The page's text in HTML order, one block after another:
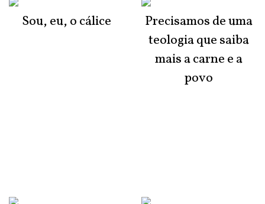
Sou, eu, o cálice
Precisamos de uma
teologia que saiba
mais a carne e a
povo